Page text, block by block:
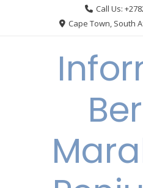
Call Us:
Cape Town, South